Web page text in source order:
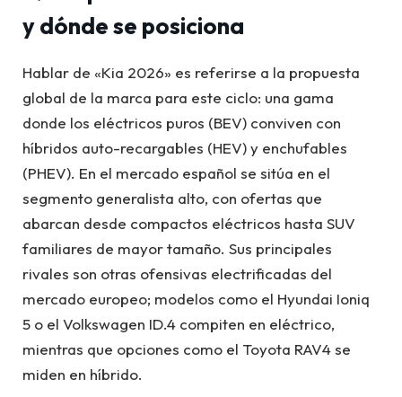
y dónde se posiciona
Hablar de «Kia 2026» es referirse a la propuesta
global de la marca para este ciclo: una gama
donde los eléctricos puros (BEV) conviven con
híbridos auto-recargables (HEV) y enchufables
(PHEV). En el mercado español se sitúa en el
segmento generalista alto, con ofertas que
abarcan desde compactos eléctricos hasta SUV
familiares de mayor tamaño. Sus principales
rivales son otras ofensivas electrificadas del
mercado europeo; modelos como el Hyundai Ioniq
5 o el Volkswagen ID.4 compiten en eléctrico,
mientras que opciones como el Toyota RAV4 se
miden en híbrido.